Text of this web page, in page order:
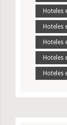
Hoteles
Hoteles
Hoteles
Hoteles
Hoteles